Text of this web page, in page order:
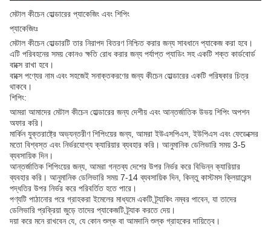
মেটাল কীচেন হোল্ডারের প্যাকেজিং এবং শিপিং
প্যাকেজিংঃ
মেটাল কীচেন হোল্ডারটি তার নিরাপদ বিতরণ নিশ্চিত করার জন্য সাবধানে প্যাকেজ করা হবে।
এটি পরিবহনের সময় কোনও ক্ষতি রোধ করার জন্য পর্যাপ্ত প্যাডিং সহ একটি শক্ত কার্ডবোর্ড
বাক্সে রাখা হবে।
বাক্সে পণ্যের নাম এবং সহজেই সনাক্তকরণের জন্য কীচেন হোল্ডারের একটি পরিষ্কার চিত্র
থাকবে।
শিপিং:
আমরা আমাদের মেটাল কীচেন হোল্ডারের জন্য দেশীয় এবং আন্তর্জাতিক উভয় শিপিং অপশন
অফার করি।
মার্কিন যুক্তরাষ্ট্রে অভ্যন্তরীণ শিপিংয়ের জন্য, আমরা ইউএসপিএস, ইউপিএস এবং ফেডেক্সের
মতো বিশ্বস্ত এবং নির্ভরযোগ্য ক্যারিয়ার ব্যবহার করি। আনুমানিক ডেলিভারি সময় 3-5
ব্যবসায়িক দিন।
আন্তর্জাতিক শিপিংয়ের জন্য, আমরা গন্তব্য দেশের উপর নির্ভর করে বিভিন্ন ক্যারিয়ার
ব্যবহার করি। আনুমানিক ডেলিভারি সময় 7-14 ব্যবসায়িক দিন, কিন্তু কাস্টমস ক্লিয়ারেন্স
পদ্ধতির উপর নির্ভর করে পরিবর্তিত হতে পারে।
পণ্যটি পাঠানোর পরে গ্রাহকরা ইমেলের মাধ্যমে একটি ট্র্যাকিং নম্বর পাবেন, যা তাদের
ডেলিভারি প্রক্রিয়া জুড়ে তাদের প্যাকেজটি ট্র্যাক করতে দেয়।
দয়া করে মনে রাখবেন যে, যে কোন শুল্ক বা আমদানি শুল্ক গ্রাহকের দায়িত্বে।